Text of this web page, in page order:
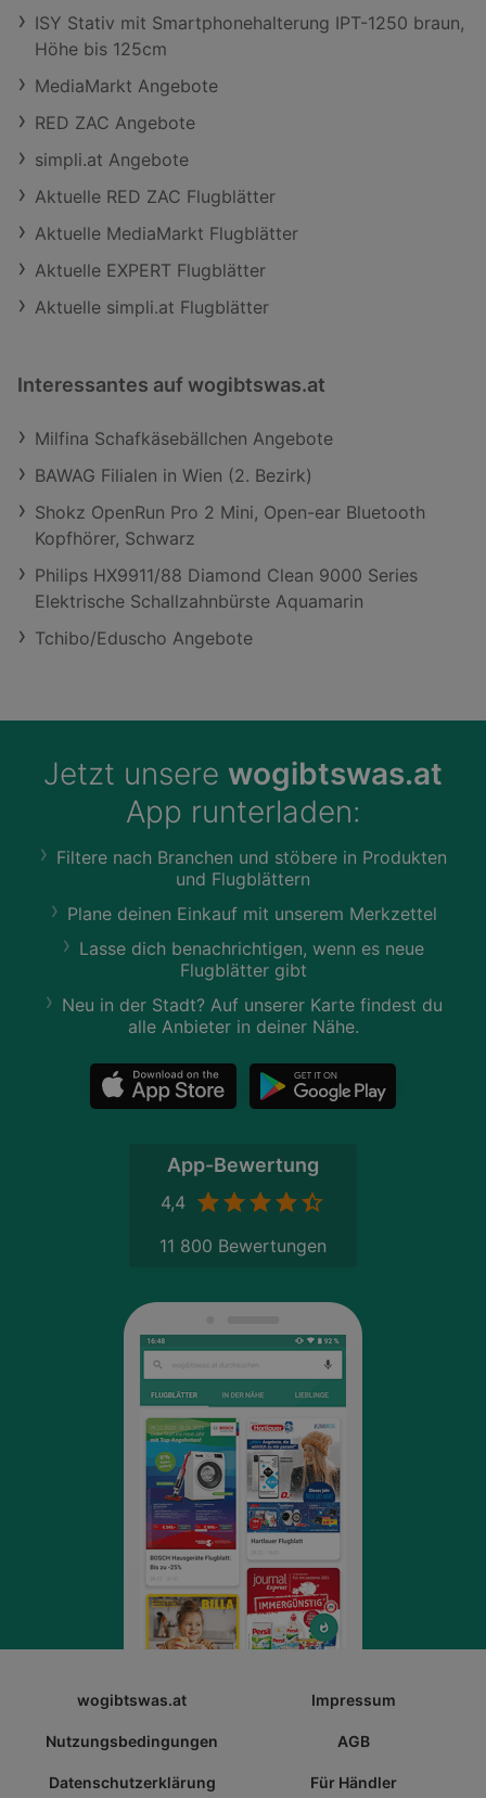
ISY Stativ mit Smartphonehalterung IPT-1250 braun,
Höhe bis 125cm
MediaMarkt Angebote
RED ZAC Angebote
simpli.at Angebote
Aktuelle RED ZAC Flugblätter
Aktuelle MediaMarkt Flugblätter
Aktuelle EXPERT Flugblätter
Aktuelle simpli.at Flugblätter
Interessantes auf wogibtswas.at
Milfina Schafkäsebällchen Angebote
BAWAG Filialen in Wien (2. Bezirk)
Shokz OpenRun Pro 2 Mini, Open-ear Bluetooth
Kopfhörer, Schwarz
Philips HX9911/88 Diamond Clean 9000 Series
Elektrische Schallzahnbürste Aquamarin
Tchibo/Eduscho Angebote
Jetzt unsere wogibtswas.at
App runterladen:
Filtere nach Branchen und stöbere in Produkten
und Flugblättern
Plane deinen Einkauf mit unserem Merkzettel
Lasse dich benachrichtigen, wenn es neue
Flugblätter gibt
Neu in der Stadt? Auf unserer Karte findest du
alle Anbieter in deiner Nähe.
App-Bewertung
4,4
11 800 Bewertungen
wogibtswas.at Impressum
Nutzungsbedingungen AGB
Datenschutzerklärung Für Händler